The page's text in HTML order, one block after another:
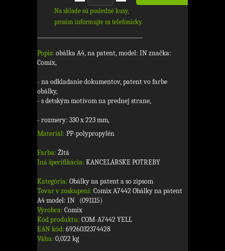
Na sklade sú posledné kusy,
prosím informujte sa telefonicky.
Popis: obálka A4, na patent, model: IN značka:
Comix,
- na odkladanie dokumentov, patent vo farbe
obálky,
- s detským motívom na prednej strane,
- rozmery: 330 x 223 mm,
Materiál: PP-polypropylén
Farba: Žltá
Iná špecifikácia: KANCELÁRSKE POTREBY
Kategória: Obálky na patent a so zipsom
Tovar v zoskupení: Comix A7442 Obálky na patent
A4 model: IN (091115)
Výrobca: Comix
Kód produktu: COM-A7442 YELL
EAN kód: 6926032374428
Váha: 0,022 kg